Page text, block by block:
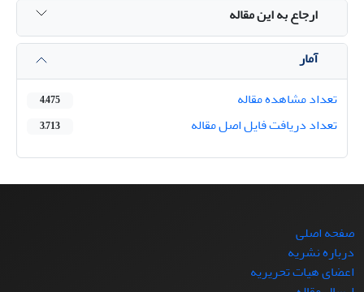
ارجاع به این مقاله
آمار
تعداد مشاهده مقاله
4,475
تعداد دریافت فایل اصل مقاله 3,713
صفحه اصلی
درباره نشریه
اعضای هیات تحریریه